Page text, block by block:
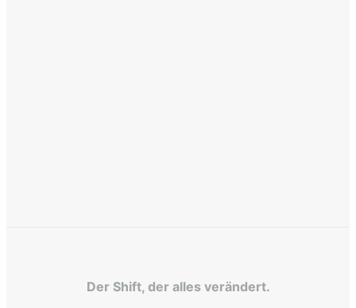
Der Shift, der alles verändert.